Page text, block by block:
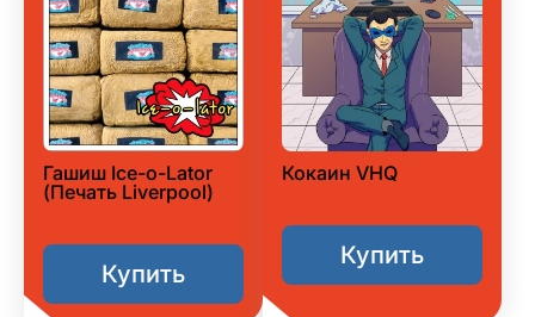
Гашиш Ice-o-Lator
(Печать Liverpool)
Купить
Кокаин VHQ
Купить